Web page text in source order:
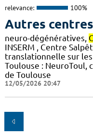
relevance: 100%
Autres
neuro-dégénératives,
INSERM , Centre
translationnelle sur
Toulouse : NeuroToul,
de Toulouse
12/05/2026 20:47